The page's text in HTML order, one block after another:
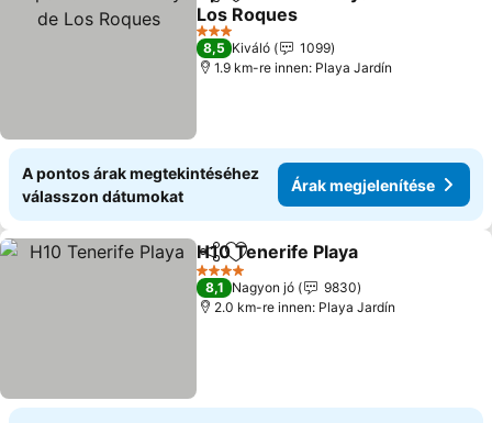
Los Roques
Árak megjelenítése
3 Kategória
8,5 Kiváló
1099
1.9 km-re innen: Playa Jardín
A pontos árak megtekintéséhez
válasszon dátumokat
Árak megjelenítése
Megosztás
Hozzáadás a kedvencekhez
H10 Tenerife Playa
4 Kategória
8,1 Nagyon jó
9830
2.0 km-re innen: Playa Jardín